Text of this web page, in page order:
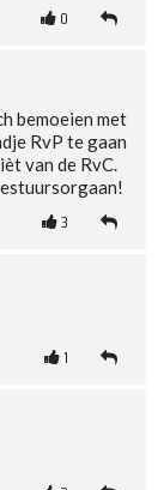
0
bemoeien met
RvP te gaan
van de RvC.
3
1